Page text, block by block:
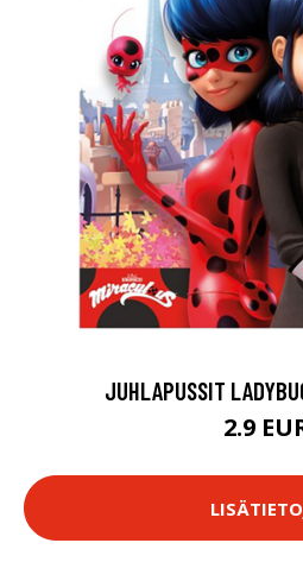
JUHLAPUSSIT
2.9